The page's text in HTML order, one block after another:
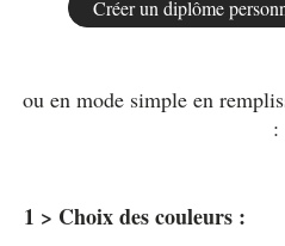
ou en mode simple en
:
1 > Choix des couleurs :